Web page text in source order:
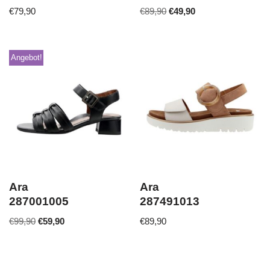
€79,90 €89,90 €49,90
Angebot!
Ara
287001005
€99,90 €59,90
Ara
287491013
€89,90